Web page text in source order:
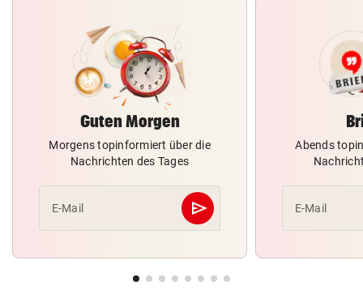
Guten Morgen
Morgens topinformiert über die
Nachrichten des Tages
E-Mail send
Abschicken
Abends
E-Mail